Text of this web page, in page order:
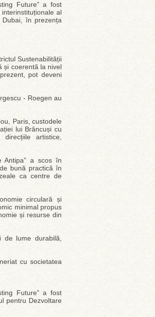
Future” a fost
al
în prezența
Sustenabilității
și coerentă la nivel
pot deveni
- Roegen au
Paris, custodele
lui Brâncuși cu
artistice,
Antipa” a scos în
bună practică în
ca centre de
circulară și
minimal propus
și resurse din
lume durabilă,
cu societatea
Future” a fost
pentru Dezvoltare